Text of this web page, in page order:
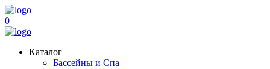
0
Каталог
Бассейны и Спа